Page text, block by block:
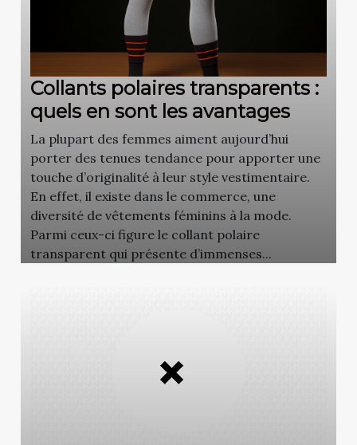
Collants polaires transparents :
quels en sont les avantages
La plupart des femmes aiment aujourd’hui
porter des tenues tendance pour apporter une
touche d’originalité à leur style vestimentaire.
En effet, il existe dans le commerce, une
diversité de vêtements féminins à la mode.
Parmi ceux-ci figure le collant polaire
transparent qui présente d’immenses...